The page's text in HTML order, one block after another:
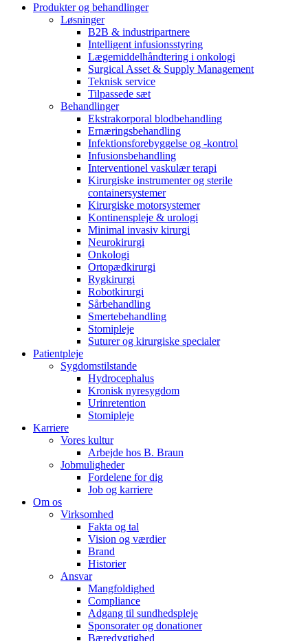
Produkter og behandlinger
Løsninger
B2B & industripartnere
Intelligent infusionsstyring
Lægemiddelhåndtering i onkologi
Surgical Asset & Supply Management
Teknisk service
Tilpassede sæt
Behandlinger
Ekstrakorporal blodbehandling
Ernæringsbehandling
Infektionsforebyggelse og -kontrol
Infusionsbehandling
Interventionel vaskulær terapi
Kirurgiske instrumenter og sterile
containersystemer
Kirurgiske motorsystemer
Kontinenspleje & urologi
Minimal invasiv kirurgi
Neurokirurgi
Onkologi
Ortopædkirurgi
Rygkirurgi
Robotkirurgi
Sårbehandling
Smertebehandling
Stomipleje
Suturer og kirurgiske specialer
Patientpleje
Sygdomstilstande
Hydrocephalus
Kronisk nyresygdom
Urinretention
Stomipleje
Karriere
Vores kultur
Arbejde hos B. Braun
Jobmuligheder
Fordelene for dig
Job og karriere
Om os
Virksomhed
Fakta og tal
Vision og værdier
Brand
Historier
Ansvar
Mangfoldighed
Compliance
Adgang til sundhedspleje
Sponsorater og donationer
Bæredygtighed